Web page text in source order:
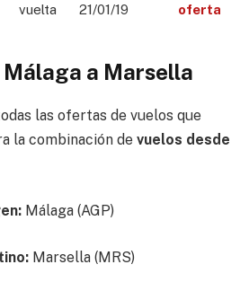
vuelta
21/01/19
oferta
a Marsella
las ofertas de vuelos que
la combinación de vuelos desde
Málaga (AGP)
Marsella (MRS)